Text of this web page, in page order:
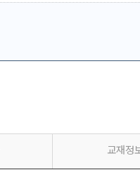
교재정